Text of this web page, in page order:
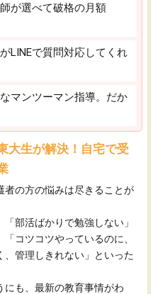
が選べて破格の月額
LINEで質問対応してくれ
マンツーマン指導。だか
大生が解決！自宅で受
者の方の悩みは尽きることが
「部活ばかりで勉強しない」
「コツコツやっているのに、
管理しきれない」といった
にも、最新の教育事情がわ